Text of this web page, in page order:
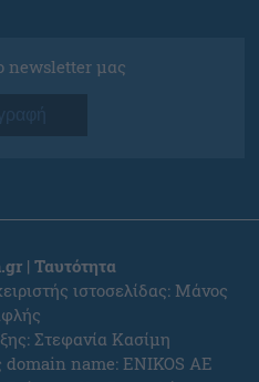
newsletter μας
| Ταυτότητα
ιστοσελίδας: Μάνος
Στεφανία Κασίμη
domain name: ENIKOS AE